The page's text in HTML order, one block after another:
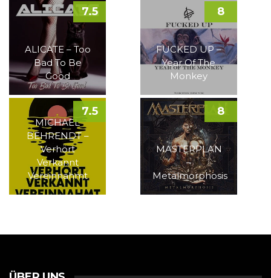
ALICATE – Too
Bad To Be
Good
7.5
FUCKED UP –
Year Of The
Monkey
8
MICHAEL
BEHRENDT –
Verhört
Verkannt
Vereinnahmt
7.5
MASTERPLAN
–
Metalmorphosis
8